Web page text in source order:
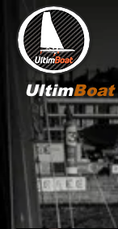
UltimBoat